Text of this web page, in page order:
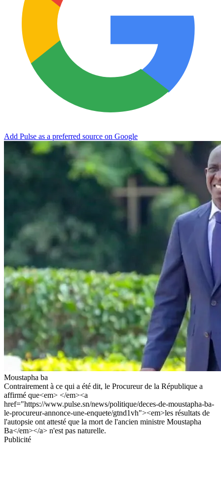
Add Pulse as a preferred source on Google
Moustapha ba
Contrairement à ce qui a été dit, le Procureur de la République a
affirmé que<em> </em><a
href="https://www.pulse.sn/news/politique/deces-de-moustapha-ba-
le-procureur-annonce-une-enquete/gtnd1vh"><em>les résultats de
l'autopsie ont attesté que la mort de l'ancien ministre Moustapha
Ba</em></a> n'est pas naturelle.
Publicité